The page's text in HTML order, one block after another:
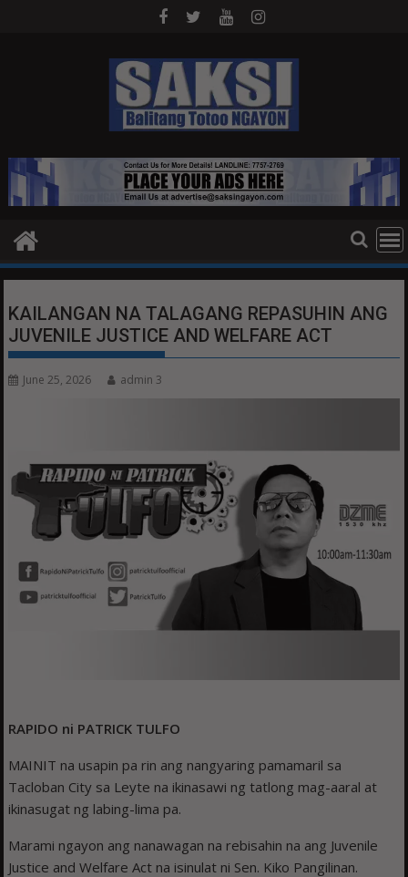
KAILANGAN NA TALAGANG REPASUHIN ANG
JUVENILE JUSTICE AND WELFARE ACT
June 25, 2026 admin 3
RAPIDO ni PATRICK TULFO
MAINIT na usapin pa rin ang nangyaring pamamaril sa
Tacloban City sa Leyte na ikinasawi ng tatlong mag-aaral at
ikinasugat ng labing-lima pa.
Marami ngayon ang nanawagan na rebisahin na ang Juvenile
Justice and Welfare Act na isinulat ni Sen. Kiko Pangilinan.